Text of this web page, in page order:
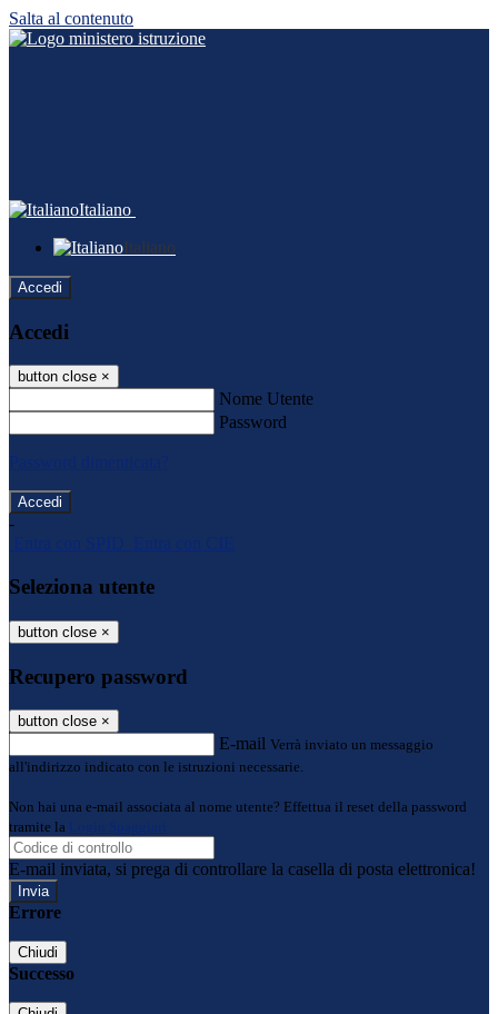
Salta al contenuto
Italiano
Italiano
Accedi
Accedi
button close ×
Nome Utente
Password
Password dimenticata?
-
Entra con SPID
Entra con CIE
Seleziona utente
button close ×
Recupero password
button close ×
E-mail Verrà inviato un messaggio
all'indirizzo indicato con le istruzioni necessarie.
Non hai una e-mail associata al nome utente? Effettua il reset della password
tramite la
Login Spaggiari
E-mail inviata, si prega di controllare la casella di posta elettronica!
Errore
Chiudi
Successo